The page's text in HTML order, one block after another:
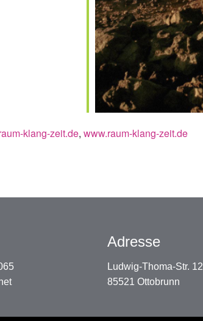
klang-zeit.de, www.raum-klang-zeit.de
Adresse
Ludwig-Thoma-Str. 12
85521 Ottobrunn